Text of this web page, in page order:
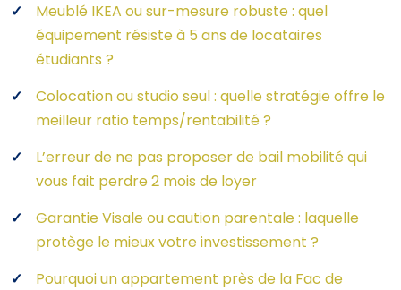
Meublé IKEA ou sur-mesure robuste : quel
équipement résiste à 5 ans de locataires
étudiants ?
Colocation ou studio seul : quelle stratégie offre le
meilleur ratio temps/rentabilité ?
L’erreur de ne pas proposer de bail mobilité qui
vous fait perdre 2 mois de loyer
Garantie Visale ou caution parentale : laquelle
protège le mieux votre investissement ?
Pourquoi un appartement près de la Fac de